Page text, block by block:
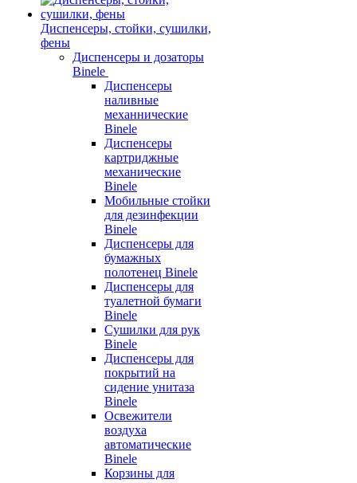
Диспенсеры, стойки, сушилки,
фены
Диспенсеры и дозаторы
Binele
Диспенсеры
наливные
механнические
Binele
Диспенсеры
картриджные
механические
Binele
Мобильные стойки
для дезинфекции
Binele
Диспенсеры для
бумажных
полотенец Binele
Диспенсеры для
туалетной бумаги
Binele
Сушилки для рук
Binele
Диспенсеры для
покрытий на
сидение унитаза
Binele
Освежители
воздуха
автоматические
Binele
Корзины для